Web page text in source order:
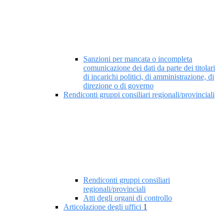
Sanzioni per mancata o incompleta
comunicazione dei dati da parte dei titolari
di incarichi politici, di amministrazione, di
direzione o di governo
Rendiconti gruppi consiliari regionali/provinciali
Rendiconti gruppi consiliari
regionali/provinciali
Atti degli organi di controllo
Articolazione degli uffici 1